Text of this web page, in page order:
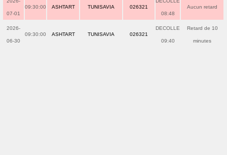
07-01
09:30:00 ASHTART TUNISAVIA 026321
08:48
Aucun retard
2026-
06-30
09:30:00 ASHTART TUNISAVIA 026321
DECOLLE
09:40
Retard de 10
minutes